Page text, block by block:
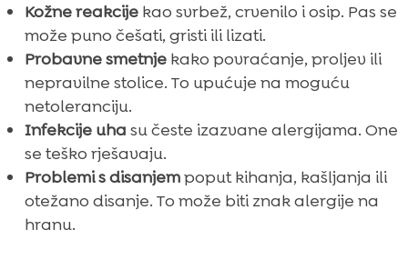
Kožne reakcijekao svrbež, crvenilo i osip. Pas se
može puno češati, gristi ili lizati.
Probavne smetnjekako povraćanje, proljev ili
nepravilne stolice. To upućuje na moguću
netoleranciju.
Infekcije uha su česte izazvane alergijama. One
se teško rješavaju.
Problemi s disanjempoput kihanja, kašljanja ili
otežano disanje. To može biti znak alergije na
hranu.